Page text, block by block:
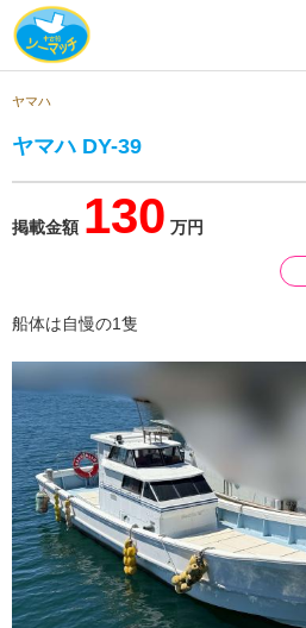
ヤマハ
ヤマハ DY-39
掲載金額 130 万円
船体は自慢の1隻